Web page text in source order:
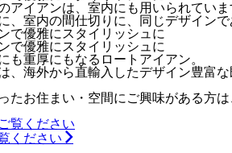
アイアンは、室内にも用いられていま
、室内の間仕切りに、同じデザイン
も重厚にもなるロートアイアン。
、海外から直輸入したデザイン豊富
たお住まい・空間にご興味がある方
ください